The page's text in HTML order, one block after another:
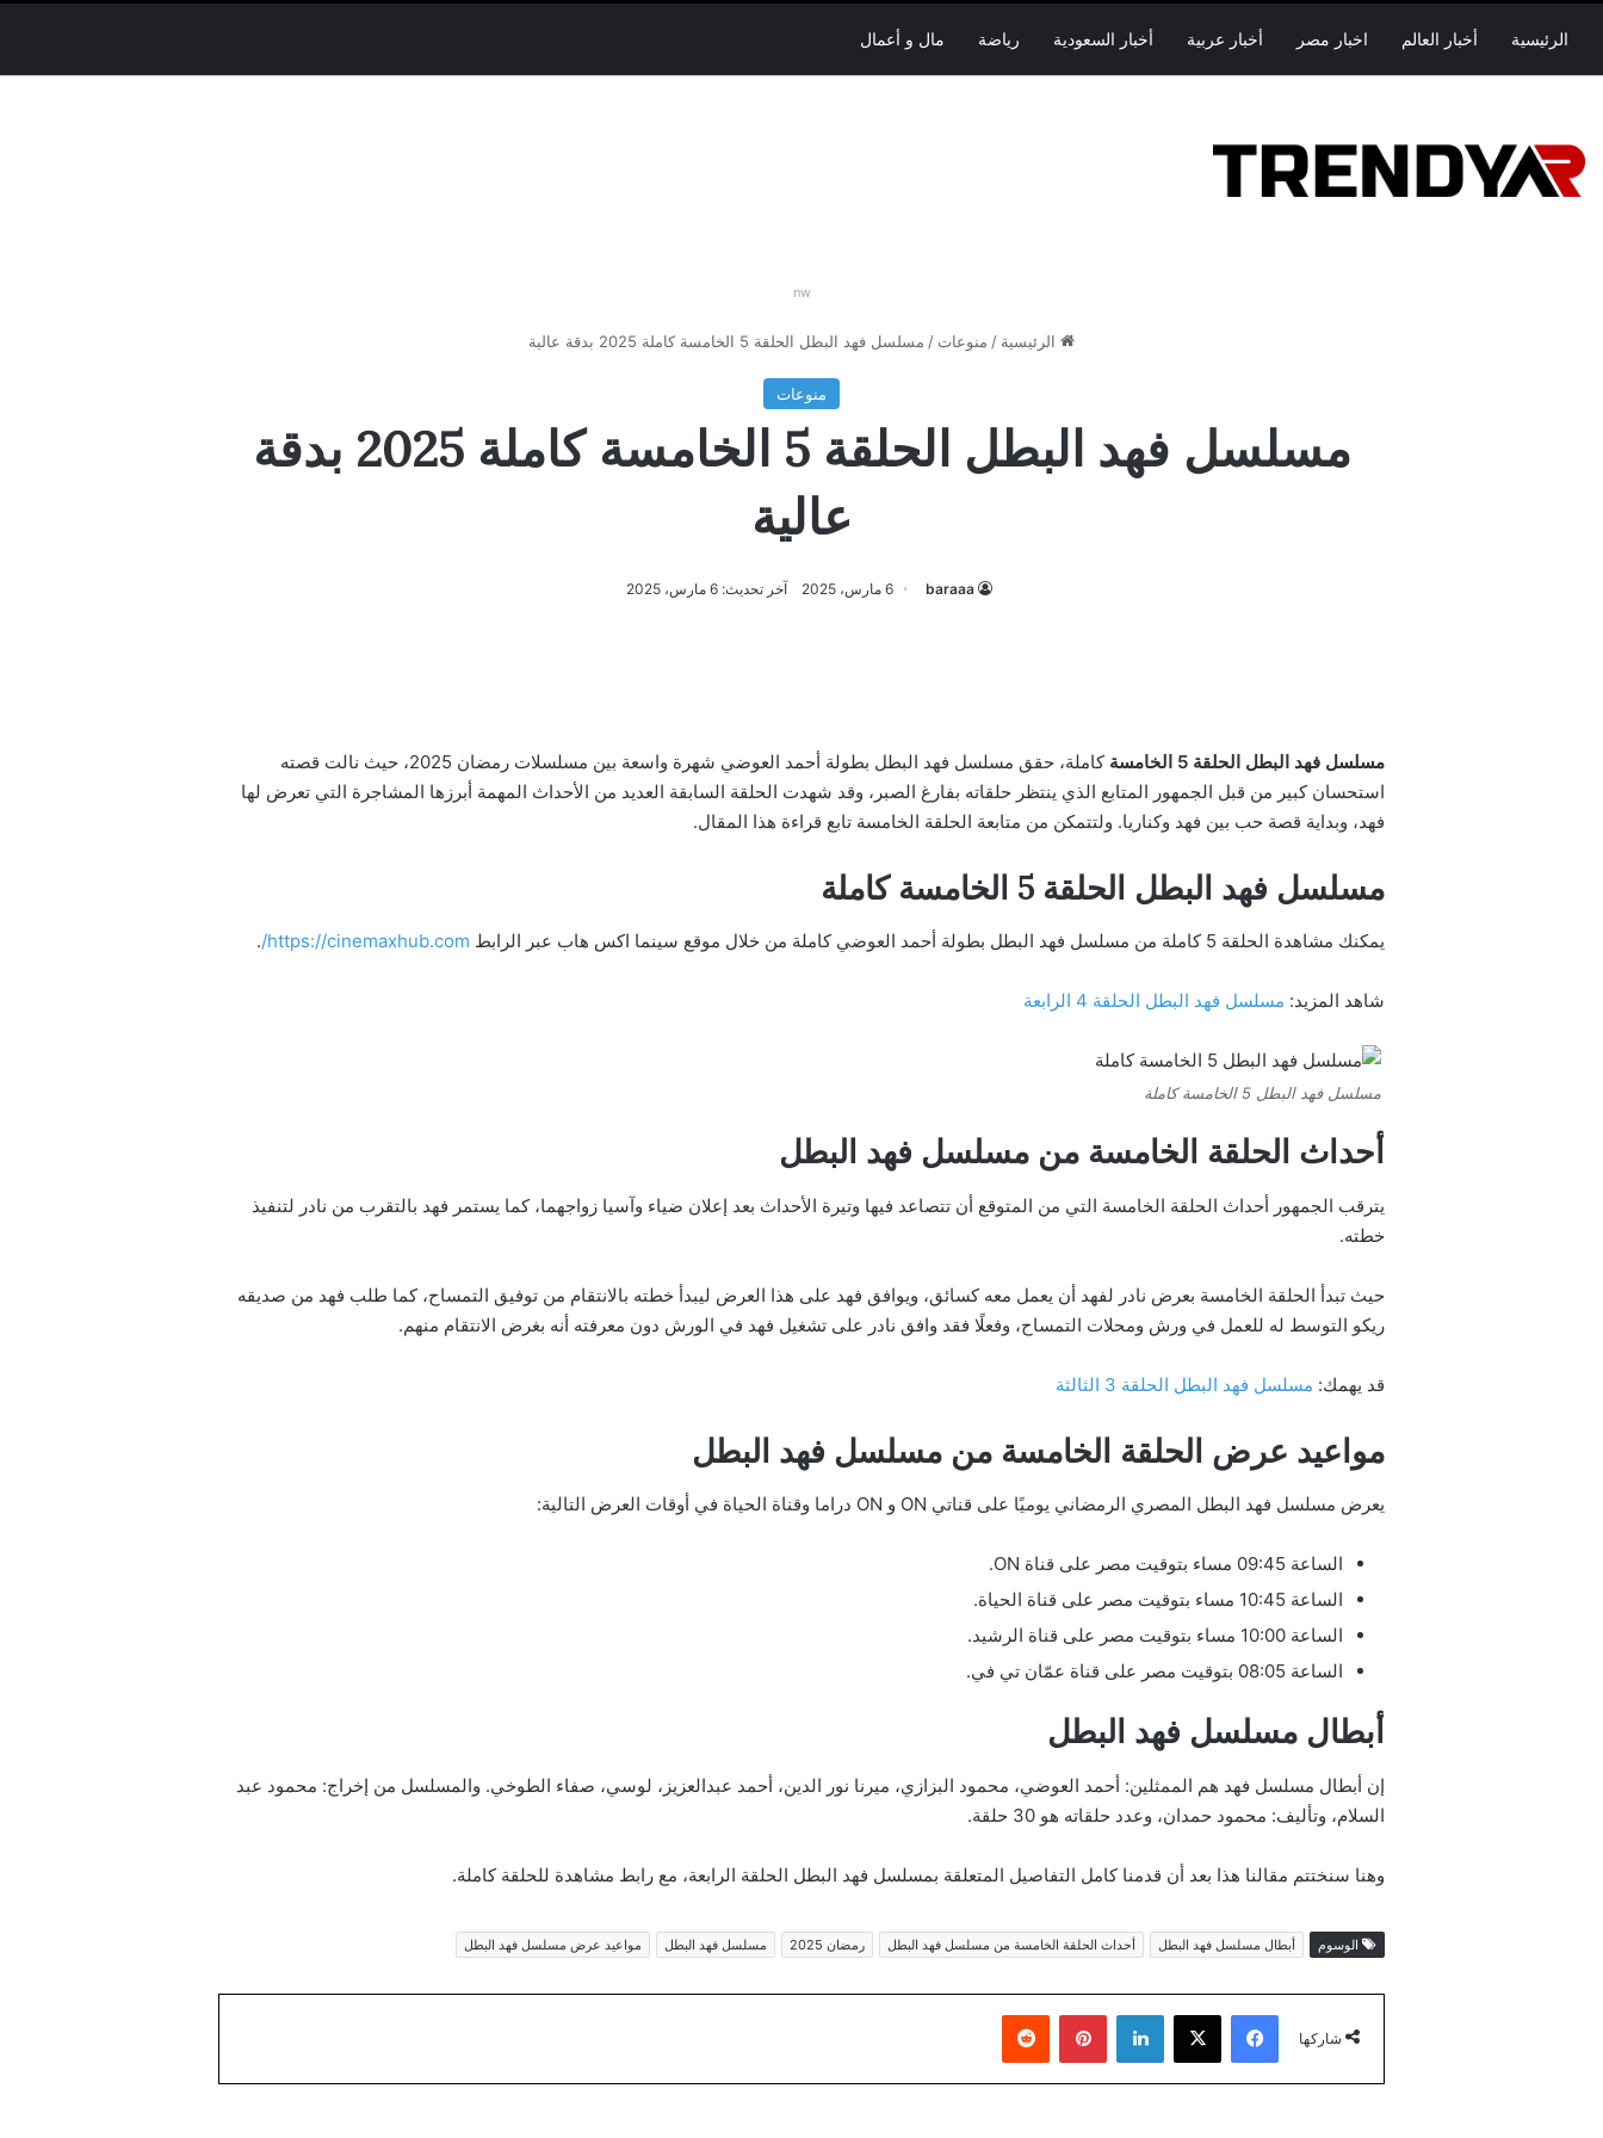
الرئيسية أخبار العالم اخبار مصر أخبار عربية أخبار السعودية رياضة مال و أعمال
nw
الرئيسية / منوعات / مسلسل فهد البطل الحلقة 5 الخامسة كاملة 2025 بدقة عالية
منوعات
مسلسل فهد البطل الحلقة 5 الخامسة كاملة 2025 بدقة
عالية
baraaa 6 مارس، 2025 آخر تحديث: 6 مارس، 2025
مسلسل فهد البطل الحلقة 5 الخامسة
كاملة، حقق مسلسل فهد البطل بطولة أحمد العوضي شهرة واسعة بين مسلسلات رمضان 2025، حيث نالت قصته
استحسان كبير من قبل الجمهور المتابع الذي ينتظر حلقاته بفارغ الصبر، وقد شهدت الحلقة السابقة العديد من الأحداث المهمة أبرزها المشاجرة التي تعرض لها
فهد، وبداية قصة حب بين فهد وكناريا. ولتتمكن من متابعة الحلقة الخامسة تابع قراءة هذا المقال.
مسلسل فهد البطل الحلقة 5 الخامسة كاملة
يمكنك مشاهدة الحلقة 5 كاملة من مسلسل فهد البطل بطولة أحمد العوضي كاملة من خلال موقع سينما اكس هاب عبر الرابط https://cinemaxhub.com/
.
شاهد المزيد: مسلسل فهد البطل الحلقة 4 الرابعة
مسلسل فهد البطل 5 الخامسة كاملة
أحداث الحلقة الخامسة من مسلسل فهد البطل
يترقب الجمهور أحداث الحلقة الخامسة التي من المتوقع أن تتصاعد فيها وتيرة الأحداث بعد إعلان ضياء وآسيا زواجهما، كما يستمر فهد بالتقرب من نادر لتنفيذ
خطته.
حيث تبدأ الحلقة الخامسة بعرض نادر لفهد أن يعمل معه كسائق، ويوافق فهد على هذا العرض ليبدأ خطته بالانتقام من توفيق التمساح، كما طلب فهد من صديقه
ريكو التوسط له للعمل في ورش ومحلات التمساح، وفعلًا فقد وافق نادر على تشغيل فهد في الورش دون معرفته أنه بغرض الانتقام منهم.
قد يهمك: مسلسل فهد البطل الحلقة 3 الثالثة
مواعيد عرض الحلقة الخامسة من مسلسل فهد البطل
يعرض مسلسل فهد البطل المصري الرمضاني يوميًا على قناتي ON و ON دراما وقناة الحياة في أوقات العرض التالية:
الساعة 09:45 مساء بتوقيت مصر على قناة ON.
الساعة 10:45 مساء بتوقيت مصر على قناة الحياة.
الساعة 10:00 مساء بتوقيت مصر على قناة الرشيد.
الساعة 08:05 بتوقيت مصر على قناة عمّان تي في.
أبطال مسلسل فهد البطل
إن أبطال مسلسل فهد هم الممثلين: أحمد العوضي، محمود البزازي، ميرنا نور الدين، أحمد عبدالعزيز، لوسي، صفاء الطوخي. والمسلسل من إخراج: محمود عبد
السلام، وتأليف: محمود حمدان، وعدد حلقاته هو 30 حلقة.
وهنا سنختتم مقالنا هذا بعد أن قدمنا كامل التفاصيل المتعلقة بمسلسل فهد البطل الحلقة الرابعة، مع رابط مشاهدة للحلقة كاملة.
الوسوم أبطال مسلسل فهد البطل أحداث الحلقة الخامسة من مسلسل فهد البطل رمضان 2025 مسلسل فهد البطل مواعيد عرض مسلسل فهد البطل
شاركها
فيسبوك لينكدإن بينتيريست